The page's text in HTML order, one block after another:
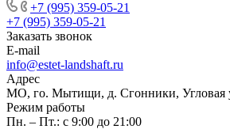
+7 (995) 359-05-21
+7 (995) 359-05-21
Заказать звонок
E-mail
info@estet-landshaft.ru
Адрес
МО, го. Мытищи, д. Сгонники, Угловая
Режим работы
Пн. – Пт.: с 9:00 до 21:00